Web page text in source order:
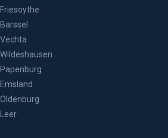
Friesoythe
Barssel
Vechta
Wildeshausen
Papenburg
Emsland
Oldenburg
Leer